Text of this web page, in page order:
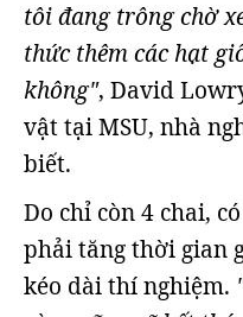
tôi đang trông chờ
thức thêm các hạt
không", David
vật tại MSU, nhà
biết.
Do chỉ còn 4 chai,
phải tăng thời gian
kéo dài thí nghiệm.